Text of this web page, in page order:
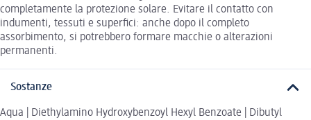
completamente la protezione solare. Evitare il contatto con
indumenti, tessuti e superfici: anche dopo il completo
assorbimento, si potrebbero formare macchie o alterazioni
permanenti.
Sostanze
Aqua | Diethylamino Hydroxybenzoyl Hexyl Benzoate | Dibutyl